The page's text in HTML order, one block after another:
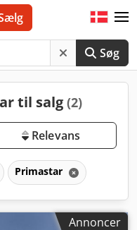
Søg
til salg (2)
Relevans
Primastar
Annoncer